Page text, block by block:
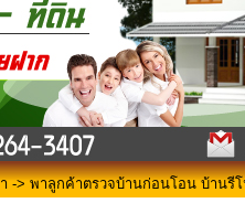
-> พาลูกค้าตรวจบ้านก่อนโอน บ้านรี